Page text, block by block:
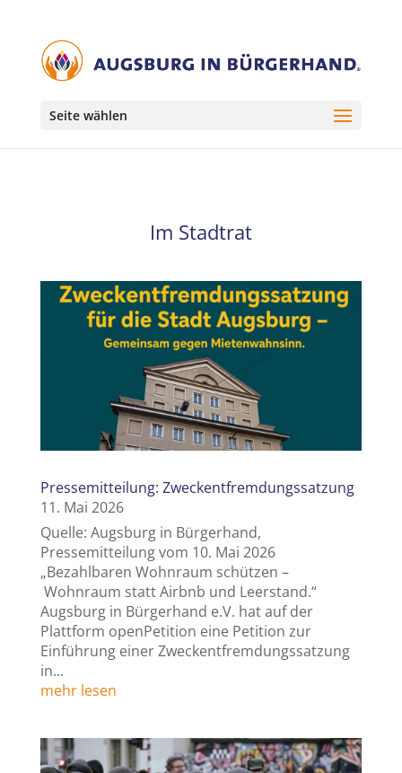
Seite wählen
Im Stadtrat
Pressemitteilung: Zweckentfremdungssatzung
11. Mai 2026
Quelle: Augsburg in Bürgerhand,
Pressemitteilung vom 10. Mai 2026
„Bezahlbaren Wohnraum schützen –
Wohnraum statt Airbnb und Leerstand.“
Augsburg in Bürgerhand e.V. hat auf der
Plattform openPetition eine Petition zur
Einführung einer Zweckentfremdungssatzung
in...
mehr lesen